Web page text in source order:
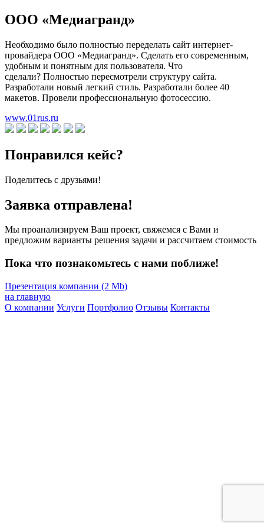
ООО «Медиагранд»
Необходимо было полностью переделать сайт интернет-
провайдера ООО «Медиагранд». Сделать его современным,
удобным и понятным для пользователя. Что
сделали? Полностью пересмотрели структуру сайта.
Разработали новый легкий стиль. Разработали более 40
макетов. Провели профессиональную фотосессию.
www.01rus.ru
Понравился кейс?
Поделитесь с друзьями!
Заявка отправлена!
Мы проанализируем Ваш проект, свяжемся с Вами и
предложим варианты решения задачи и рассчитаем стоимость
Пока что познакомьтесь с нами поближе!
Презентация компании (2 Mb)
на главную
О компании Услуги Портфолио Отзывы Контакты